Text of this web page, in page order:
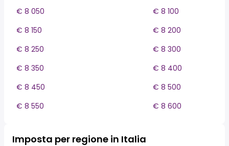
€ 8 050
€ 8 100
€ 8 150
€ 8 200
€ 8 250
€ 8 300
€ 8 350
€ 8 400
€ 8 450
€ 8 500
€ 8 550
€ 8 600
Imposta per regione in Italia